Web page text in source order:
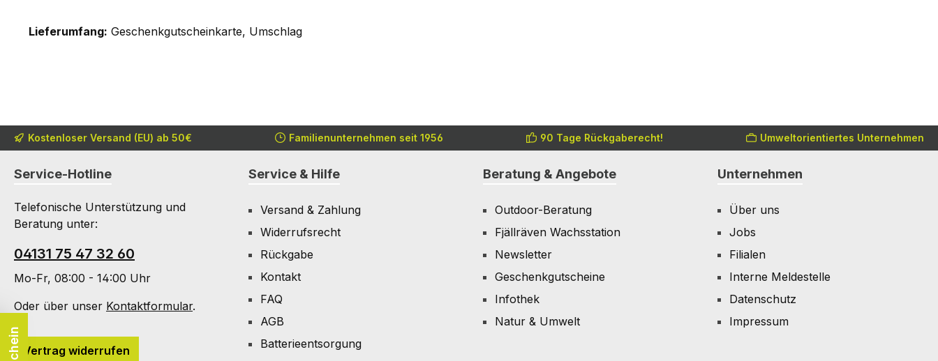
Lieferumfang: Geschenkgutscheinkarte, Umschlag
Kostenloser Versand (EU) ab 50€ Familienunternehmen seit 1956 90 Tage Rückgaberecht! Umweltorientiertes Unternehmen
Service-Hotline
Telefonische Unterstützung und
Beratung unter:
04131 75 47 32 60
Mo-Fr, 08:00 - 14:00 Uhr
Oder über unser Kontaktformular.
Vertrag widerrufen
Service & Hilfe
Versand & Zahlung
Widerrufsrecht
Rückgabe
Kontakt
FAQ
AGB
Batterieentsorgung
Beratung & Angebote
Outdoor-Beratung
Fjällräven Wachsstation
Newsletter
Geschenkgutscheine
Infothek
Natur & Umwelt
Unternehmen
Über uns
Jobs
Filialen
Interne Meldestelle
Datenschutz
Impressum